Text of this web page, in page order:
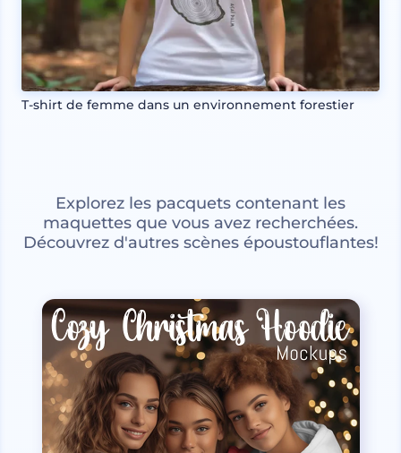
T-shirt de femme dans un environnement forestier
Explorez les pacquets contenant les
maquettes que vous avez recherchées.
Découvrez d'autres scènes époustouflantes!